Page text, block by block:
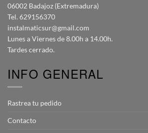
06002 Badajoz (Extremadura)
Tel. 629156370
instalmaticsur@gmail.com
Lunes a Viernes de 8.00h a 14.00h.
Tardes cerrado.
INFO GENERAL
Rastrea tu pedido
Contacto